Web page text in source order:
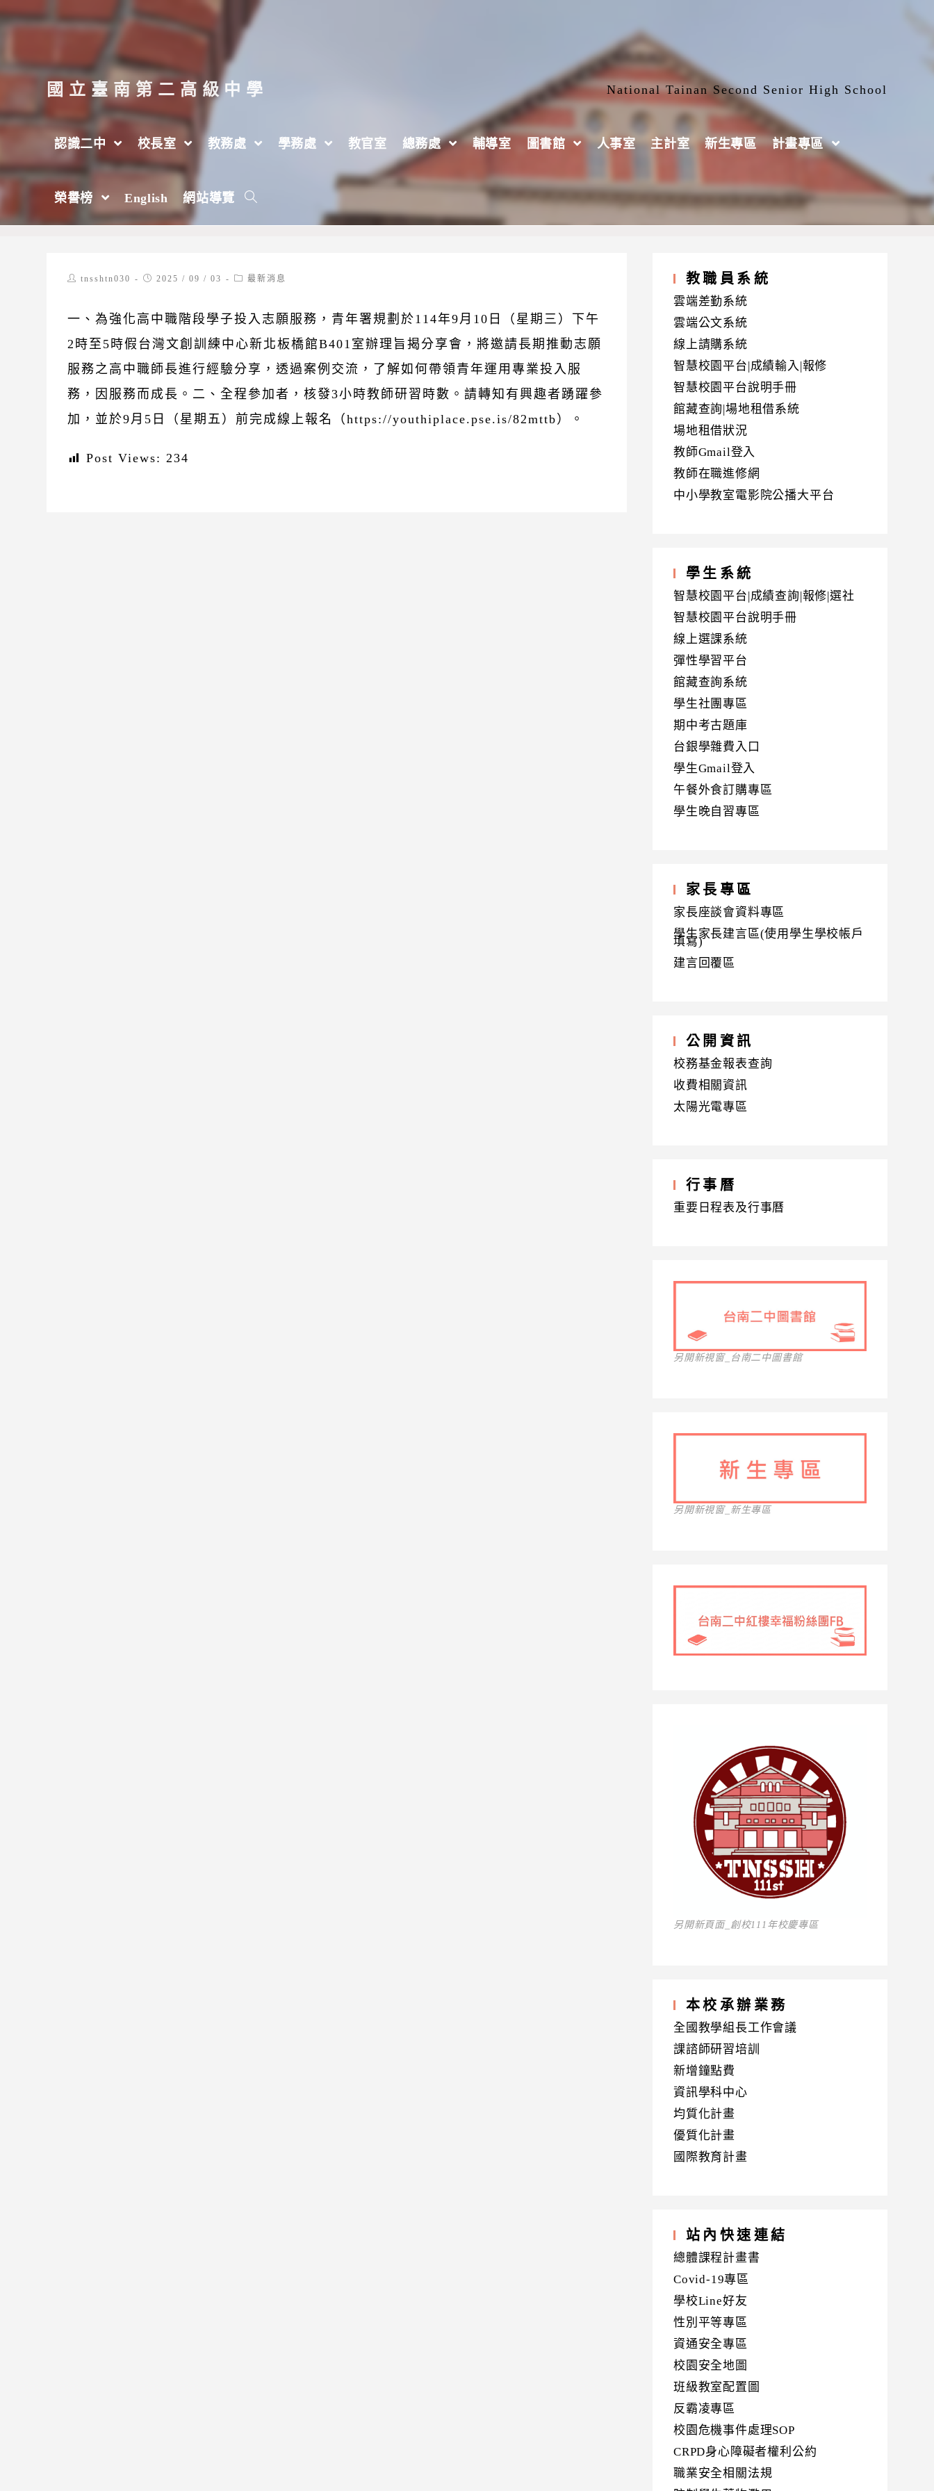
跳
至
要
內
容
國立臺南第二高級中學 National Tainan Second Senior High School
認識二中 校長室 教務處 學務處 教官室 總務處 輔導室 圖書館 人事室 主計室 新生專區 計畫專區
榮譽榜 English 網站導覽
教育部青年發展署（下稱青年署）於114年9月10日辦理「青年志工交流分享會-教師交流場」
2025 年 > 9 月 > 3 日
Posttnsshtn030
Post2025 / 09 / 03
Post最新消息
一、為強化高中職階段學子投入志願服務，青年署規劃於114年9月10日（星期三）下午
2時至5時假台灣文創訓練中心新北板橋館B401室辦理旨揭分享會，將邀請長期推動志願
服務之高中職師長進行經驗分享，透過案例交流，了解如何帶領青年運用專業投入服
務，因服務而成長。二、全程參加者，核發3小時教師研習時數。請轉知有興趣者踴躍參
加，並於9月5日（星期五）前完成線上報名（https://youthiplace.pse.is/82mttb）。
Post Views: 234
教職員系統
雲端差勤系統
雲端公文系統
線上請購系統
智慧校園平台|成績輸入|報修
智慧校園平台說明手冊
館藏查詢|場地租借系統
場地租借狀況
教師Gmail登入
教師在職進修網
中小學教室電影院公播大平台
學生系統
智慧校園平台|成績查詢|報修|選社
智慧校園平台說明手冊
線上選課系統
彈性學習平台
館藏查詢系統
學生社團專區
期中考古題庫
台銀學雜費入口
學生Gmail登入
午餐外食訂購專區
學生晚自習專區
家長專區
家長座談會資料專區
學生家長建言區(使用學生學校帳戶
填寫)
建言回覆區
公開資訊
校務基金報表查詢
收費相關資訊
太陽光電專區
行事曆
重要日程表及行事曆
另開新視窗_台南二中圖書館
另開新視窗_新生專區
另開新頁面_創校111年校慶專區
本校承辦業務
全國教學組長工作會議
課諮師研習培訓
新增鐘點費
資訊學科中心
均質化計畫
優質化計畫
國際教育計畫
站內快速連結
總體課程計畫書
Covid-19專區
學校Line好友
性別平等專區
資通安全專區
校園安全地圖
班級教室配置圖
反霸凌專區
校園危機事件處理SOP
CRPD身心障礙者權利公約
職業安全相關法規